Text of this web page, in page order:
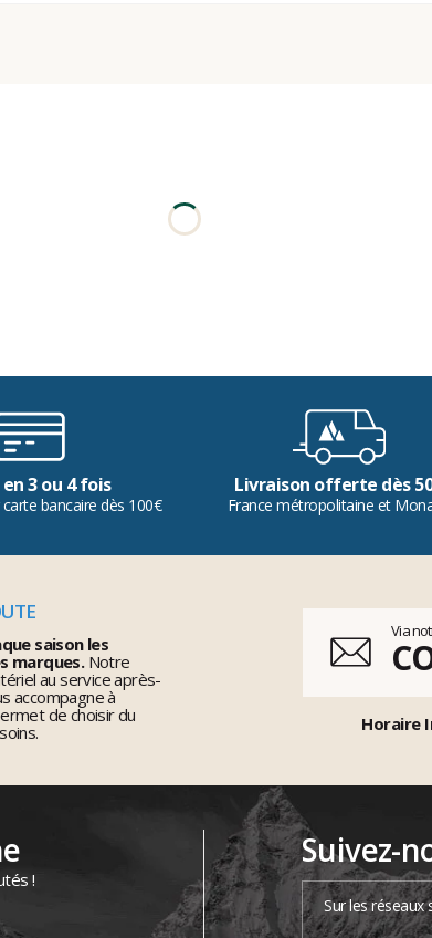
3 ou 4 fois
bancaire dès 100€
Livraison offerte dès
France métropolitaine et
saison les
marques.Notre
au service après-
accompagne à
de choisir du
Via
Horaire
!
Suivez-
Sur les réseaux